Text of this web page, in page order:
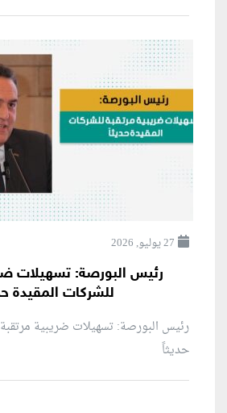
27 يوليو, 2026
رئيس البورصة: تسهيلات
للشركات المقيدة
رئيس البورصة: تسهيلات ضريبية مرتقبة
حديثاً